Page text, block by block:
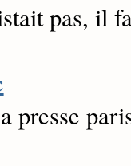
pas, il
presse